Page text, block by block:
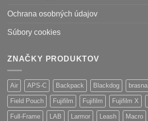
Ochrana osobných údajov
Súbory cookies
ZNAČKY PRODUKTOV
Air APS-C Backpack Blackdog brasna
Field Pouch Fujifilm Fujifilm Fujifilm X
Full-Frame LAB Larmor Leash Macro